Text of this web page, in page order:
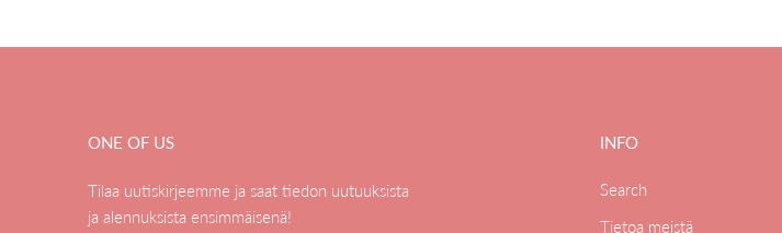
ONE OF US
Tilaa uutiskirjeemme ja saat tiedon uutuuksista
ja alennuksista ensimmäisenä!
INFO
Search
Tietoa meistä